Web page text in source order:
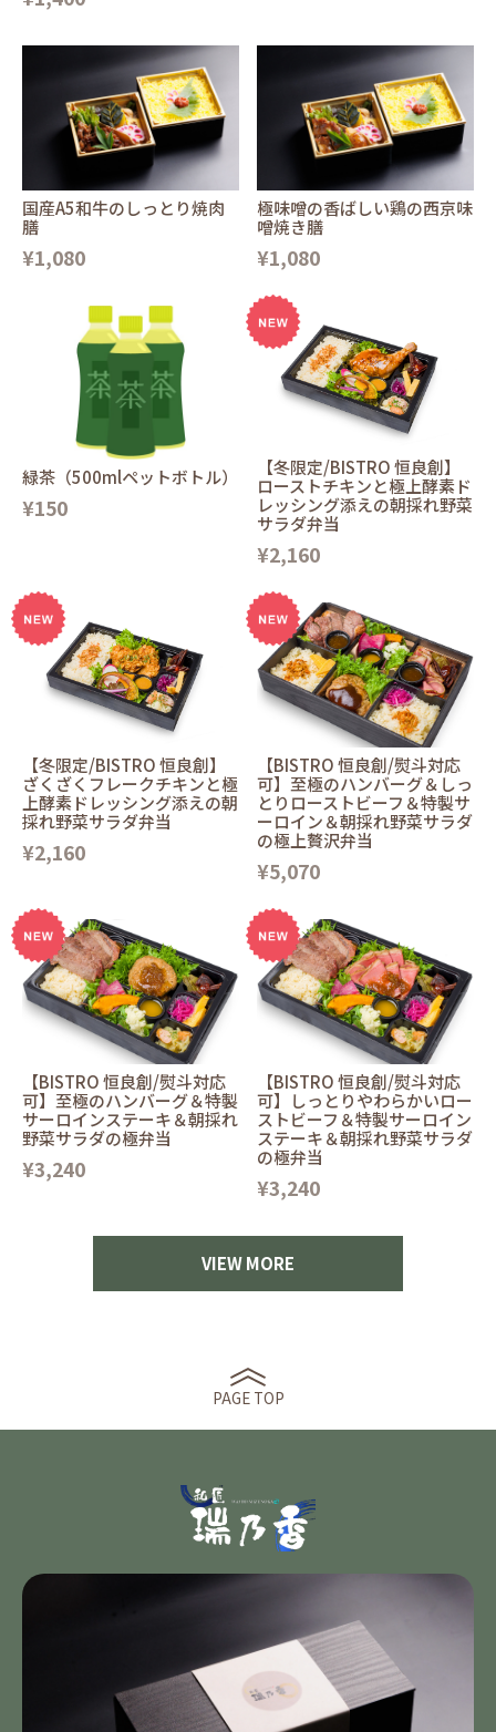
国産A5和牛のしっとり焼肉
膳
¥1,080
極味噌の香ばしい鶏の西京味
噌焼き膳
¥1,080
緑茶（500mlペットボトル）
¥150
【冬限定/BISTRO 恒良創】
ローストチキンと極上酵素ド
レッシング添えの朝採れ野菜
サラダ弁当
¥2,160
【冬限定/BISTRO 恒良創】
ざくざくフレークチキンと極
上酵素ドレッシング添えの朝
採れ野菜サラダ弁当
¥2,160
【BISTRO 恒良創/熨斗対応
可】至極のハンバーグ＆しっ
とりローストビーフ＆特製サ
ーロイン＆朝採れ野菜サラダ
の極上贅沢弁当
¥5,070
【BISTRO 恒良創/熨斗対応
可】至極のハンバーグ＆特製
サーロインステーキ＆朝採れ
野菜サラダの極弁当
¥3,240
【BISTRO 恒良創/熨斗対応
可】しっとりやわらかいロー
ストビーフ＆特製サーロイン
ステーキ＆朝採れ野菜サラダ
の極弁当
¥3,240
VIEW MORE
PAGE TOP